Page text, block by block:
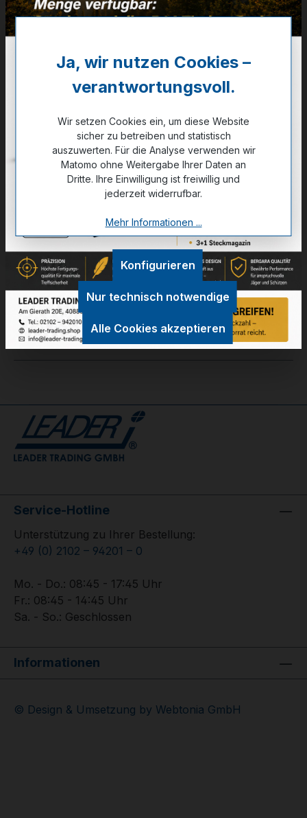
✔2 Magazine
✔
448,00 €
Noch kein Kunde?Registrieren Sie sich jetzt.
Zum Merkzettel hinzufügen
Technische Daten
GPSR Information
Bewertungen
Service-Hotline
Unterstützung zu Ihrer Bestellung:
+49 (0) 2102 – 94201 – 0
Mo. - Do.: 08:45 - 17:45 Uhr
Fr.: 08:45 - 14:45 Uhr
Sa. - So.: Geschlossen
Informationen
© Design & Umsetzung by Webtonia GmbH
Ja, wir nutzen Cookies –
verantwortungsvoll.
Wir setzen Cookies ein, um diese Website
sicher zu betreiben und statistisch
auszuwerten. Für die Analyse verwenden wir
Matomo ohne Weitergabe Ihrer Daten an
Dritte. Ihre Einwilligung ist freiwillig und
jederzeit widerrufbar.
Mehr Informationen ...
Nur technisch notwendige
Konfigurieren
Alle Cookies akzeptieren